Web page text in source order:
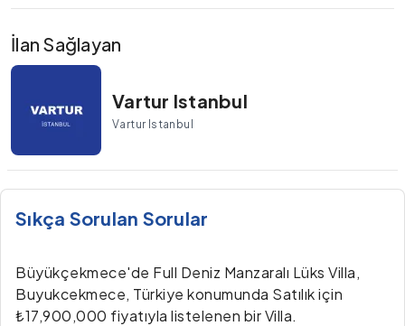
İlan Sağlayan
Vartur Istanbul
Vartur Istanbul
Sıkça Sorulan Sorular
Büyükçekmece'de Full Deniz Manzaralı Lüks Villa,
Buyukcekmece, Türkiye konumunda Satılık için
₺17,900,000 fiyatıyla listelenen bir Villa.